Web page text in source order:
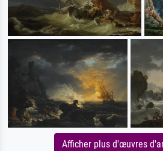
Afficher plus d'œuvres